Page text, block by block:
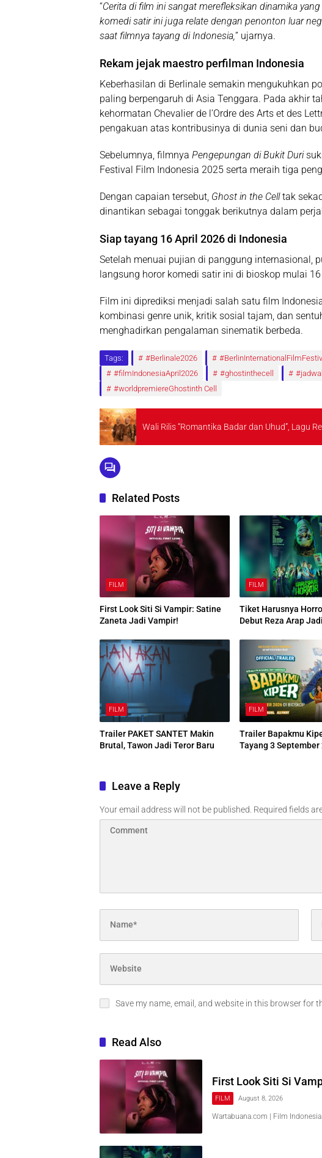
“Cerita di film ini sangat merefleksikan dinamika
komedi satir ini juga relate dengan penonton luar
saat filmnya tayang di Indonesia,” ujarnya.
Rekam jejak maestro perfilman Indonesia
Keberhasilan di Berlinale semakin mengukuhkan
paling berpengaruh di Asia Tenggara. Pada akhir
kehormatan Chevalier de l’Ordre des Arts et des
pengakuan atas kontribusinya di dunia seni dan
Sebelumnya, filmnya Pengepungan di Bukit Duri
Festival Film Indonesia 2025 serta meraih tiga
Dengan capaian tersebut, Ghost in the Celltak
dinantikan sebagai tonggak berikutnya dalam
Siap tayang 16 April 2026 di Indonesia
Setelah menuai pujian di panggung internasional,
langsung horor komedi satir ini di bioskop mulai
Film ini diprediksi menjadi salah satu film
kombinasi genre unik, kritik sosial tajam, dan
menghadirkan pengalaman sinematik berbeda.
Tags: #Berlinale2026
#filmIndonesiaApril2026
#ghostinthecell
#worldpremiereGhostinth Cell
Wali Rilis “Romantika Badar dan Uhud”, Lagu
Related Posts
FILM
First Look Siti Si Vampir: Satine
Zaneta Jadi Vampir!
FILM
Tiket Harusnya
Debut Reza Arap
FILM
Trailer PAKET SANTET Makin
Brutal, Tawon Jadi Teror Baru
FILM
Trailer Bapakmu
Tayang 3 September
Leave a Reply
Your email address will not be published. Required fields
Save my name, email, and website in this browser for
Read Also
First Look Siti Si
FILM August 8, 2026
Wartabuana.com | Film